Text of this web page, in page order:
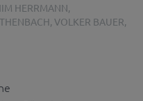
HERRMANN,
, VOLKER BAUER,